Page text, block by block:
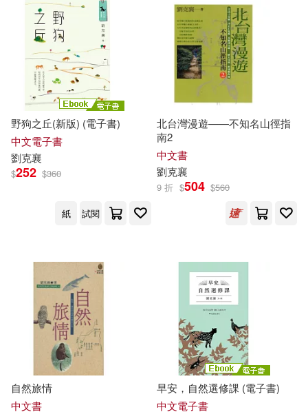
野狗之丘(新版) (電子書)
中文電子書
劉克襄
$252 $360
紙 試閱
北台灣漫遊——不知名山徑指
南2
中文書
劉克襄
9 折 $504 $560
自然旅情
中文書
早安，自然選修課 (電子書)
中文電子書